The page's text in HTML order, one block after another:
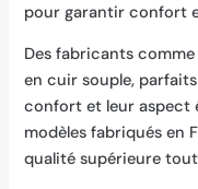
pour garantir confort
Des fabricants comme
en cuir souple,
confort et leur aspect
modèles fabriqués en
qualité supérieure